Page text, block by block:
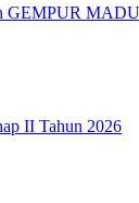
GEMPUR
II Tahun 2026